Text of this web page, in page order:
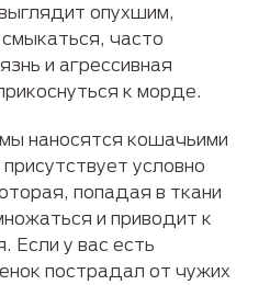
опухшим,
часто
и агрессивная
к морде.
наносятся кошачьими
условно
попадая в ткани
и приводит к
Если у вас есть
пострадал от чужих